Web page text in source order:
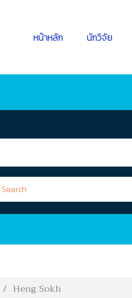
หน้าหลัก นักวิจัย
Heng Sokh